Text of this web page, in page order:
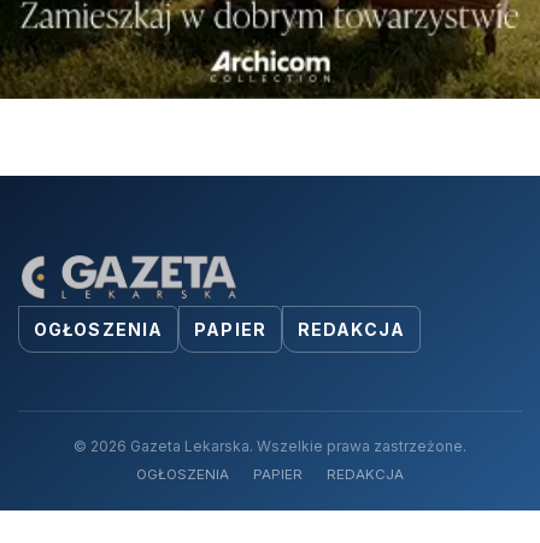
OGŁOSZENIA PAPIER REDAKCJA
© 2026 Gazeta Lekarska. Wszelkie prawa zastrzeżone.
OGŁOSZENIA PAPIER REDAKCJA